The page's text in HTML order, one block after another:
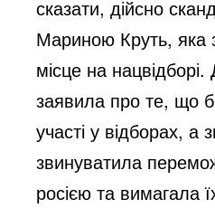
сказати, дійсно
Мариною Круть, яка
місце на
заявила про те, що
участі у відборах, а
звинуватила
росією та вимагала